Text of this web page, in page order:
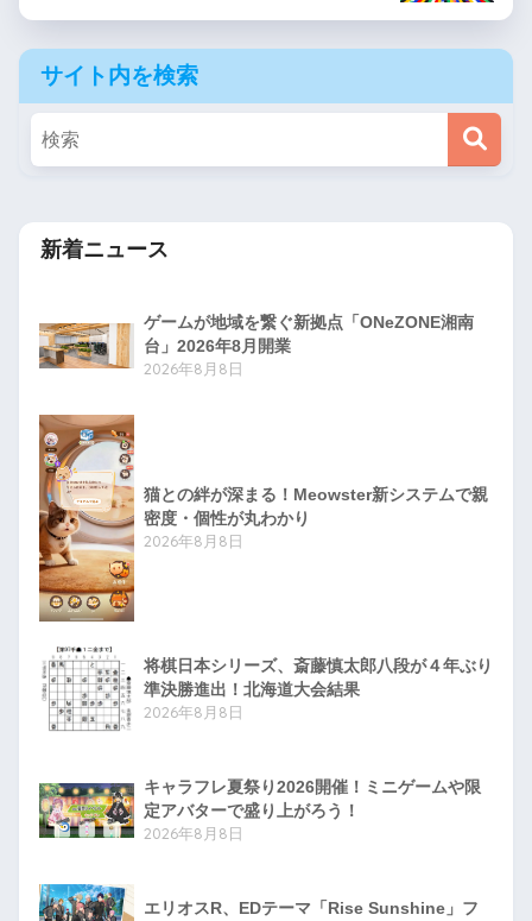
サイト内を検索
新着ニュース
ゲームが地域を繋ぐ新拠点「ONeZONE湘南
台」2026年8月開業
2026年8月8日
猫との絆が深まる！Meowster新システムで親
密度・個性が丸わかり
2026年8月8日
将棋日本シリーズ、斎藤慎太郎八段が４年ぶり
準決勝進出！北海道大会結果
2026年8月8日
キャラフレ夏祭り2026開催！ミニゲームや限
定アバターで盛り上がろう！
2026年8月8日
エリオスR、EDテーマ「Rise Sunshine」フ